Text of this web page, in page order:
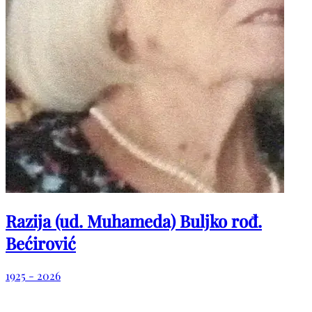
Razija (ud. Muhameda) Buljko rođ.
Bećirović
1925 - 2026